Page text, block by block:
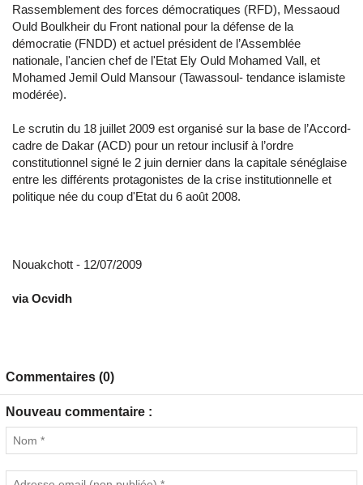
Rassemblement des forces démocratiques (RFD), Messaoud
Ould Boulkheir du Front national pour la défense de la
démocratie (FNDD) et actuel président de l’Assemblée
nationale, l'ancien chef de l'Etat Ely Ould Mohamed Vall, et
Mohamed Jemil Ould Mansour (Tawassoul- tendance islamiste
modérée).
Le scrutin du 18 juillet 2009 est organisé sur la base de l’Accord-
cadre de Dakar (ACD) pour un retour inclusif à l’ordre
constitutionnel signé le 2 juin dernier dans la capitale sénéglaise
entre les différents protagonistes de la crise institutionnelle et
politique née du coup d'Etat du 6 août 2008.
Nouakchott - 12/07/2009
via Ocvidh
Commentaires (0)
Nouveau commentaire :